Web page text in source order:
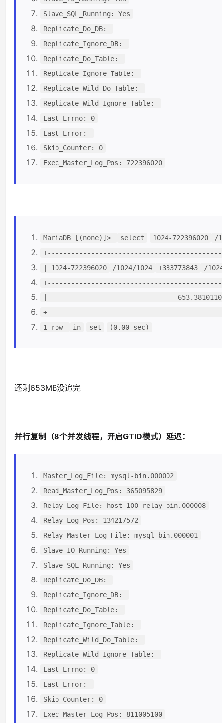
Slave_SQL_Running: Yes
Replicate_Do_DB:
Replicate_Ignore_DB:
Replicate_Do_Table:
Replicate_Ignore_Table:
Replicate_Wild_Do_Table:
Replicate_Wild_Ignore_Table:
Last_Errno: 0
Last_Error:
Skip_Counter: 0
Exec_Master_Log_Pos: 722396020
MariaDB [(none)]> select 1024-722396020
/
| 1024-722396020
/1024/1024 +333773843
/
| 653.38101101
1 row
in set (0.00 sec)
还剩653MB没追完
并行复制（8个并发线程，开启GTID模式）延迟：
Master_Log_File: mysql-bin.000002
Read_Master_Log_Pos: 365095829
Relay_Log_File: host-100-relay-bin.000008
Relay_Log_Pos: 134217572
Relay_Master_Log_File: mysql-bin.000001
Slave_IO_Running: Yes
Slave_SQL_Running: Yes
Replicate_Do_DB:
Replicate_Ignore_DB:
Replicate_Do_Table:
Replicate_Ignore_Table:
Replicate_Wild_Do_Table:
Replicate_Wild_Ignore_Table:
Last_Errno: 0
Last_Error:
Skip_Counter: 0
Exec_Master_Log_Pos: 811005100